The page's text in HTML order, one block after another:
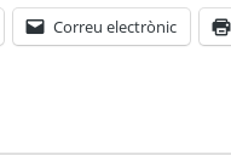
Correu electrònic